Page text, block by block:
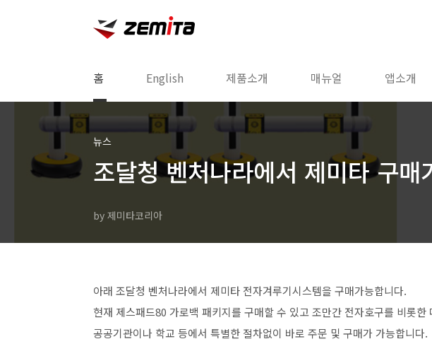
홈 English 제품소개 매뉴얼 앱소개
뉴스
조달청 벤처나라에서 제미타 구매
by 제미타코리아
아래 조달청 벤처나라에서 제미타 전자겨루기시스템을 구매가능합니다.
현재 제스패드80 가로백 패키지를 구매할 수 있고 조만간 전자호구를 비롯
공공기관이나 학교 등에서 특별한 절차없이 바로 주문 및 구매가 가능합니다.